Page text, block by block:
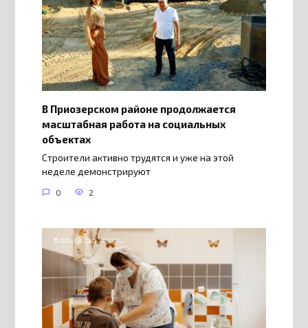
В Приозерском районе продолжается
масштабная работа на социальных
объектах
Строители активно трудятся и уже на этой
неделе демонстрируют
0 2